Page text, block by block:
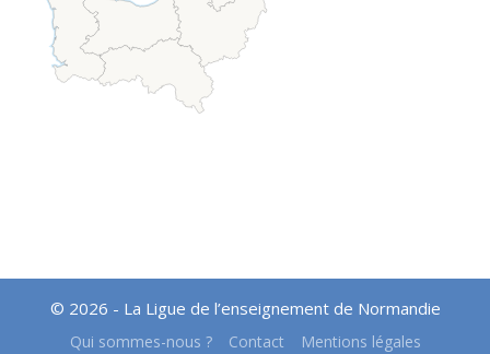
© 2026 - La Ligue de l’enseignement de Normandie
Qui sommes-nous ? Contact Mentions légales